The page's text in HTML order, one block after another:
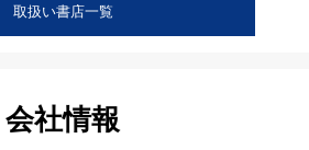
取扱い書店一覧
会社情報